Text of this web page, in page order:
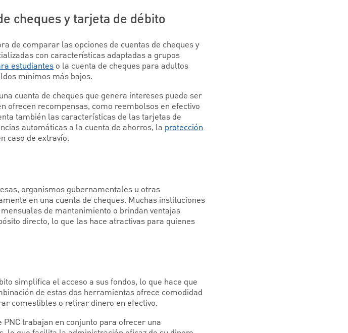
cheques y tarjeta de débito
de comparar las opciones de cuentas de cheques y
con características adaptadas a grupos
estudiantes o la cuenta de cheques para adultos
mínimos más bajos.
cuenta de cheques que genera intereses puede ser
ofrecen recompensas, como reembolsos en efectivo
también las características de las tarjetas de
automáticas a la cuenta de ahorros, la protección
caso de extravío.
organismos gubernamentales u otras
en una cuenta de cheques. Muchas instituciones
de mantenimiento o brindan ventajas
directo, lo que las hace atractivas para quienes
simplifica el acceso a sus fondos, lo que hace que
de estas dos herramientas ofrece comodidad
comestibles o retirar dinero en efectivo.
PNC trabajan en conjunto para ofrecer una